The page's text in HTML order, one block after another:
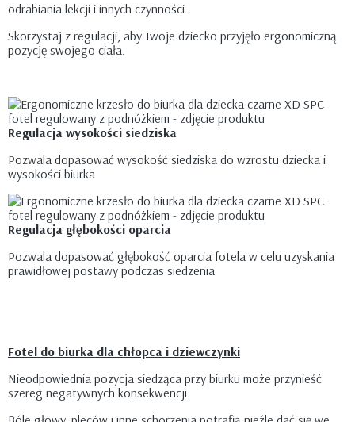
odrabiania lekcji i innych czynności.
Skorzystaj z regulacji, aby Twoje dziecko przyjęło ergonomiczną
pozycję swojego ciała.
Regulacja wysokości siedziska
Pozwala dopasować wysokość siedziska do wzrostu dziecka i
wysokości biurka
Regulacja głębokości oparcia
Pozwala dopasować głębokość oparcia fotela w celu uzyskania
prawidłowej postawy podczas siedzenia
Fotel do biurka dla chłopca i dziewczynki
Nieodpowiednia pozycja siedząca przy biurku może przynieść
szereg negatywnych konsekwencji.